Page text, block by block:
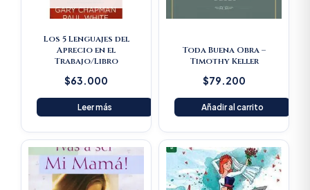
Los 5 Lenguajes del
Aprecio en el
Trabajo/Libro
$63.000
Leer más
Toda Buena Obra –
Timothy Keller
$79.200
Añadir al carrito
Original
price
was:
$23.600.
Current
price
$22.420.